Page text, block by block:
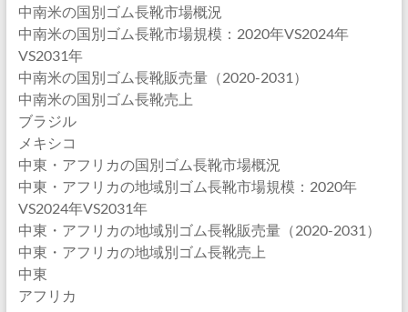
中南米の国別ゴム長靴市場概況
中南米の国別ゴム長靴市場規模：2020年VS2024年
VS2031年
中南米の国別ゴム長靴販売量（2020-2031）
中南米の国別ゴム長靴売上
ブラジル
メキシコ
中東・アフリカの国別ゴム長靴市場概況
中東・アフリカの地域別ゴム長靴市場規模：2020年
VS2024年VS2031年
中東・アフリカの地域別ゴム長靴販売量（2020-2031）
中東・アフリカの地域別ゴム長靴売上
中東
アフリカ